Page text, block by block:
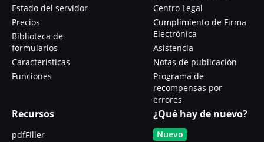
Estado del servidor
Precios
Biblioteca de
formularios
Características
Funciones
Centro Legal
Cumplimiento de Firma
Electrónica
Asistencia
Notas de publicación
Programa de
recompensas por
errores
Recursos
pdfFiller
¿Qué hay de nuevo?
Nuevo